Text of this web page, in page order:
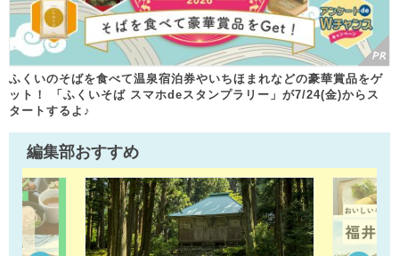
ふくいのそばを食べて温泉宿泊券やいちほまれなどの豪華賞品をゲ
ット！ 「ふくいそば スマホdeスタンプラリー」が7/24(金)からス
タートするよ♪
編集部おすすめ